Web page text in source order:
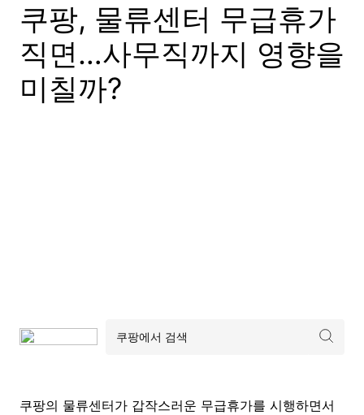
쿠팡, 물류센터 무급휴가
직면…사무직까지 영향을
미칠까?
쿠팡의 물류센터가 갑작스러운 무급휴가를 시행하면서